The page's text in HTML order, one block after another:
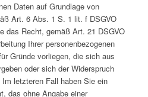
Daten auf Grundlage von
Art. 6 Abs. 1 S. 1 lit. f DSGVO
das Recht, gemäß Art. 21 DSGVO
Ihrer personenbezogenen
Gründe vorliegen, die sich aus
oder sich der Widerspruch
letzteren Fall haben Sie ein
das ohne Angabe einer